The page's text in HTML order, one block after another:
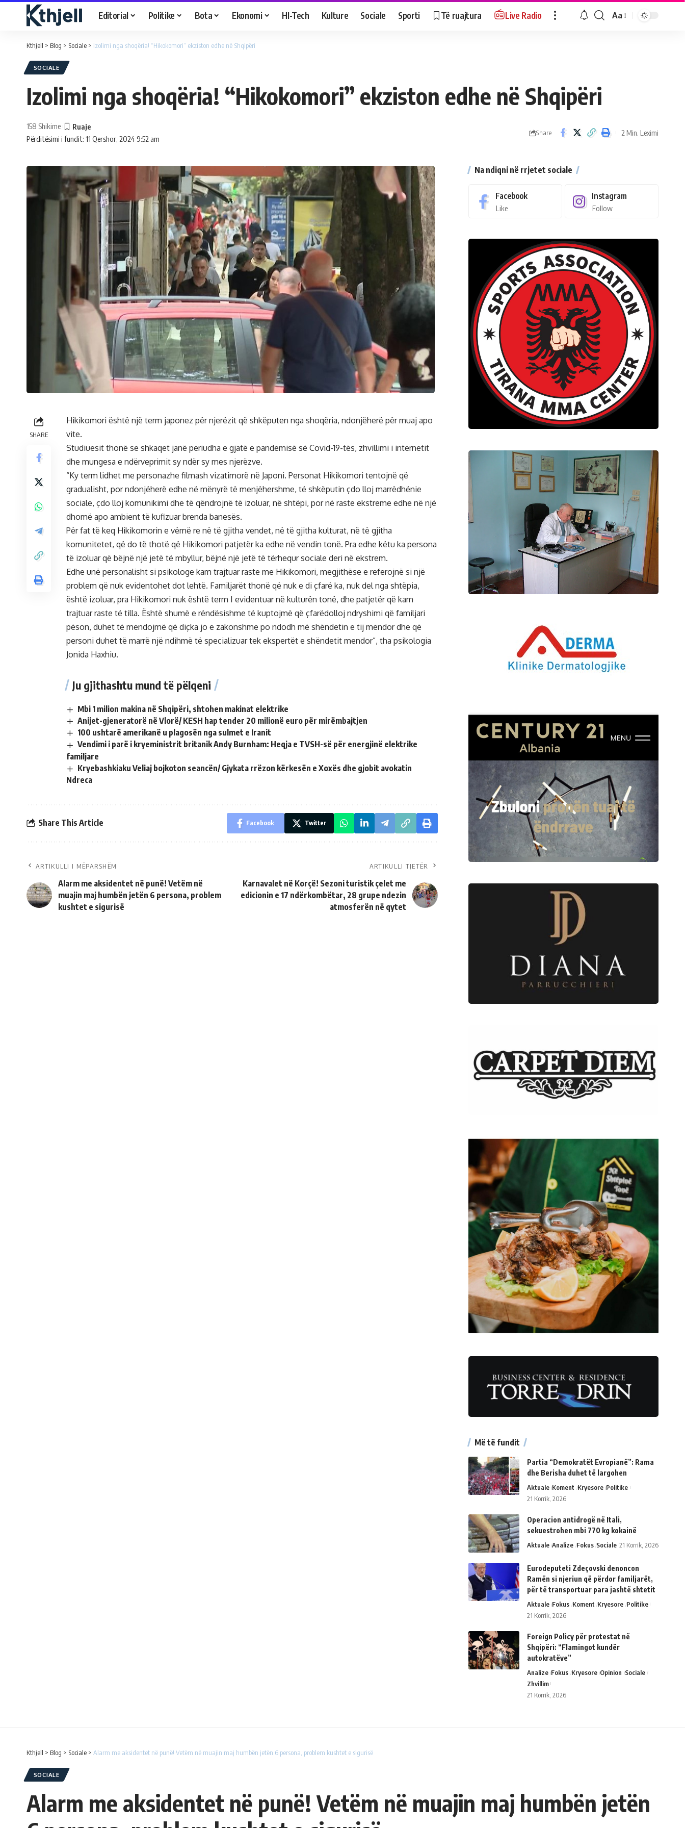
Editorial Politike Bota Ekonomi HI-Tech Kulture Sociale Sporti Të ruajtura Live Radio Aa
Kthjell > Blog > Sociale > Izolimi nga shoqëria! “Hikokomori” ekziston edhe në Shqipëri
SOCIALE
Izolimi nga shoqëria! “Hikokomori” ekziston edhe në Shqipëri
Përditësimi i fundit: 11 Qershor, 2024 9:52 am
158 Shikime
Share 2 Min. Leximi
SHARE
Hikikomori është një term japonez për njerëzit që shkëputen nga shoqëria, ndonjëherë për muaj apo
vite.
Studiuesit thonë se shkaqet janë periudha e gjatë e pandemisë së Covid-19-tës, zhvillimi i internetit
dhe mungesa e ndërveprimit sy ndër sy mes njerëzve.
“Ky term lidhet me personazhe filmash vizatimorë në Japoni. Personat Hikikomori tentojnë që
gradualisht, por ndonjëherë edhe në mënyrë të menjëhershme, të shkëputin çdo lloj marrëdhënie
sociale, çdo lloj komunikimi dhe të qëndrojnë të izoluar, në shtëpi, por në raste ekstreme edhe në një
dhomë apo ambient të kufizuar brenda banesës.
Për fat të keq Hikikomorin e vëmë re në të gjitha vendet, në të gjitha kulturat, në të gjitha
komunitetet, që do të thotë që Hikikomori patjetër ka edhe në vendin tonë. Pra edhe këtu ka persona
të izoluar që bëjnë një jetë të mbyllur, bëjnë një jetë të tërhequr sociale deri në ekstrem.
Edhe unë personalisht si psikologe kam trajtuar raste me Hikikomori, megjithëse e referojnë si një
problem që nuk evidentohet dot lehtë. Familjarët thonë që nuk e di çfarë ka, nuk del nga shtëpia,
është izoluar, pra Hikikomori nuk është term I evidentuar në kulturën tonë, dhe patjetër që kam
trajtuar raste të tilla. Është shumë e rëndësishme të kuptojmë që çfarëdolloj ndryshimi që familjari
pëson, duhet të mendojmë që diçka jo e zakonshme po ndodh më shëndetin e tij mendor dhe që
personi duhet të marrë një ndihmë të specializuar tek ekspertët e shëndetit mendor”, tha psikologia
Jonida Haxhiu.
Ju gjithashtu mund të pëlqeni
Mbi 1 milion makina në Shqipëri, shtohen makinat elektrike
Anijet-gjeneratorë në Vlorë/ KESH hap tender 20 milionë euro për mirëmbajtjen
100 ushtarë amerikanë u plagosën nga sulmet e Iranit
Vendimi i parë i kryeministrit britanik Andy Burnham: Heqja e TVSH-së për energjinë elektrike
familjare
Kryebashkiaku Veliaj bojkoton seancën/ Gjykata rrëzon kërkesën e Xoxës dhe gjobit avokatin
Ndreca
Share This Article Facebook Twitter
ARTIKULLI I MËPARSHËM
Alarm me aksidentet në punë! Vetëm në
muajin maj humbën jetën 6 persona, problem
kushtet e sigurisë
ARTIKULLI TJETËR
Karnavalet në Korçë! Sezoni turistik çelet me
edicionin e 17 ndërkombëtar, 28 grupe ndezin
atmosferën në qytet
Na ndiqni në rrjetet sociale
Facebook
Like
Instagram
Follow
Më të fundit
Partia “Demokratët Evropianë”: Rama
dhe Berisha duhet të largohen
Aktuale Koment Kryesore Politike
21 Korrik, 2026
Operacion antidrogë në Itali,
sekuestrohen mbi 770 kg kokainë
Aktuale Analize Fokus Sociale 21 Korrik, 2026
Eurodeputeti Zdeçovski denoncon
Ramën si njeriun që përdor familjarët,
për të transportuar para jashtë shtetit
Aktuale Fokus Koment Kryesore Politike
21 Korrik, 2026
Foreign Policy për protestat në
Shqipëri: “Flamingot kundër
autokratëve”
Analize Fokus Kryesore Opinion Sociale
Zhvillim
21 Korrik, 2026
Kthjell > Blog > Sociale > Alarm me aksidentet në punë! Vetëm në muajin maj humbën jetën 6 persona, problem kushtet e sigurisë
SOCIALE
Alarm me aksidentet në punë! Vetëm në muajin maj humbën jetën